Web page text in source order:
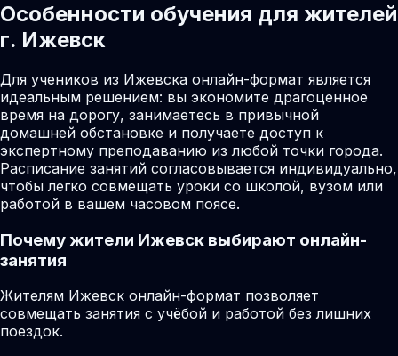
Особенности обучения для жителей
г. Ижевск
Для учеников из Ижевска онлайн-формат является
идеальным решением: вы экономите драгоценное
время на дорогу, занимаетесь в привычной
домашней обстановке и получаете доступ к
экспертному преподаванию из любой точки города.
Расписание занятий согласовывается индивидуально,
чтобы легко совмещать уроки со школой, вузом или
работой в вашем часовом поясе.
Почему жители Ижевск выбирают онлайн-
занятия
Жителям Ижевск онлайн-формат позволяет
совмещать занятия с учёбой и работой без лишних
поездок.